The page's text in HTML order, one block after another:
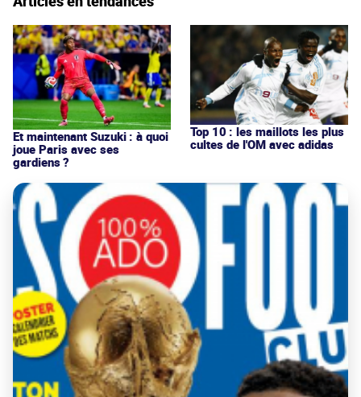
Et maintenant Suzuki : à quoi
joue Paris avec ses
gardiens ?
Top 10 : les maillots les plus
cultes de l'OM avec adidas